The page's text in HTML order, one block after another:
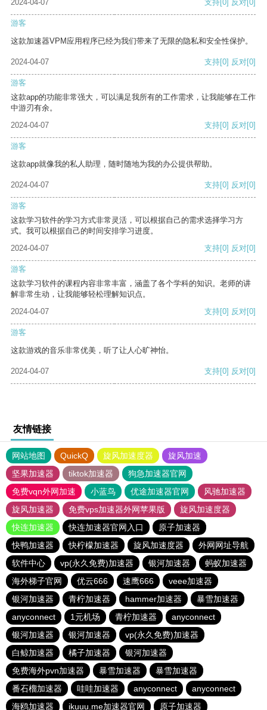
2024-04-07
支持[0] 反对[0]
游客
这款加速器VPM应用程序已经为我们带来了无限的隐私和安全性保护。
2024-04-07 支持[0] 反对[0]
游客
这款app的功能非常强大，可以满足我所有的工作需求，让我能够在工作
中游刃有余。
2024-04-07
支持[0] 反对[0]
游客
这款app就像我的私人助理，随时随地为我的办公提供帮助。
2024-04-07 支持[0] 反对[0]
游客
这款学习软件的学习方式非常灵活，可以根据自己的需求选择学习方
式。我可以根据自己的时间安排学习进度。
2024-04-07
支持[0] 反对[0]
游客
这款学习软件的课程内容非常丰富，涵盖了各个学科的知识。老师的讲
解非常生动，让我能够轻松理解知识点。
2024-04-07
支持[0] 反对[0]
游客
这款游戏的音乐非常优美，听了让人心旷神怡。
2024-04-07 支持[0] 反对[0]
友情链接
网站地图 QuickQ 旋风加速度器
旋风加速
坚果加速器
tiktok加速器
狗急加速器官网
免费vqn外网加速
小蓝鸟 优途加速器官网
风驰加速器
旋风加速器
免费vps加速器外网苹果版
旋风加速度器
快连加速器
快连加速器官网入口
原子加速器
快鸭加速器
快柠檬加速器 旋风加速度器
外网网址导航
软件中心
vp(永久免费)加速器 银河加速器
蚂蚁加速器
海外梯子官网
优云666 速鹰666
veee加速器
银河加速器
青柠加速器 hammer加速器
暴雪加速器
anyconnect
1元机场 青柠加速器
anyconnect
银河加速器
银河加速器
vp(永久免费)加速器
白鲸加速器
橘子加速器
银河加速器
免费海外pvn加速器
暴雪加速器
暴雪加速器
番石榴加速器
哇哇加速器 anyconnect
anyconnect
海鸥加速器
ikuuu.me加速器官网 原子加速器